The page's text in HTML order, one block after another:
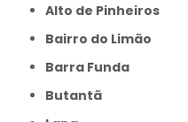
Alto de Pinheiros
Bairro do Limão
Barra Funda
Butantã